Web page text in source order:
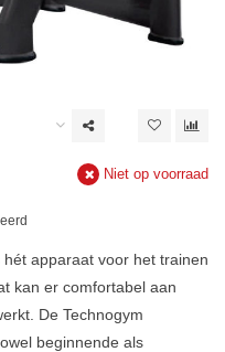
Niet op voorraad
apparaat voor het trainen
kan er comfortabel aan
De Technogym
beginnende als